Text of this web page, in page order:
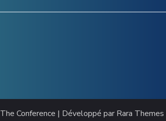
The Conference | Développé par Rara Themes